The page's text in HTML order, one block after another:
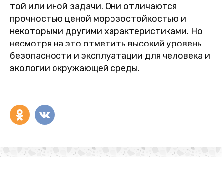
той или иной задачи. Они отличаются
прочностью ценой морозостойкостью и
некоторыми другими характеристиками. Но
несмотря на это отметить высокий уровень
безопасности и эксплуатации для человека и
экологии окружающей среды.